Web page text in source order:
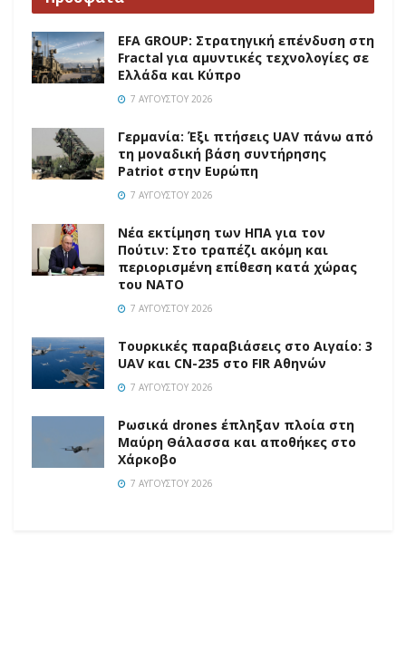
EFA GROUP: Στρατηγική επένδυση στη
Fractal για αμυντικές τεχνολογίες σε
Ελλάδα και Κύπρο
7 ΑΥΓΟΎΣΤΟΥ 2026
Γερμανία: Έξι πτήσεις UAV πάνω από
τη μοναδική βάση συντήρησης
Patriot στην Ευρώπη
7 ΑΥΓΟΎΣΤΟΥ 2026
Νέα εκτίμηση των ΗΠΑ για τον
Πούτιν: Στο τραπέζι ακόμη και
περιορισμένη επίθεση κατά χώρας
του ΝΑΤΟ
7 ΑΥΓΟΎΣΤΟΥ 2026
Τουρκικές παραβιάσεις στο Αιγαίο: 3
UAV και CN-235 στο FIR Αθηνών
7 ΑΥΓΟΎΣΤΟΥ 2026
Ρωσικά drones έπληξαν πλοία στη
Μαύρη Θάλασσα και αποθήκες στο
Χάρκοβο
7 ΑΥΓΟΎΣΤΟΥ 2026